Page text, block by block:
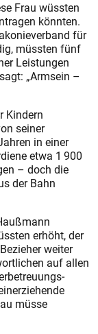
Frau wüssten
könnten.
für
müssten fünf
Leistungen
„Armsein –
Kindern
seiner
in einer
etwa 1 900
– doch die
der Bahn
erhöht, der
weiter
auf allen
müsse